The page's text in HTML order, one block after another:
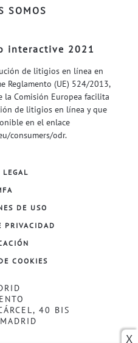
X
SOMOS
interactive 2021
de litigios en línea en
Reglamento (UE) 524/2013,
la Comisión Europea facilita
de litigios en línea y que
en el enlace
consumers/odr.
LEGAL
DE USO
PRIVACIDAD
COOKIES
40 BIS